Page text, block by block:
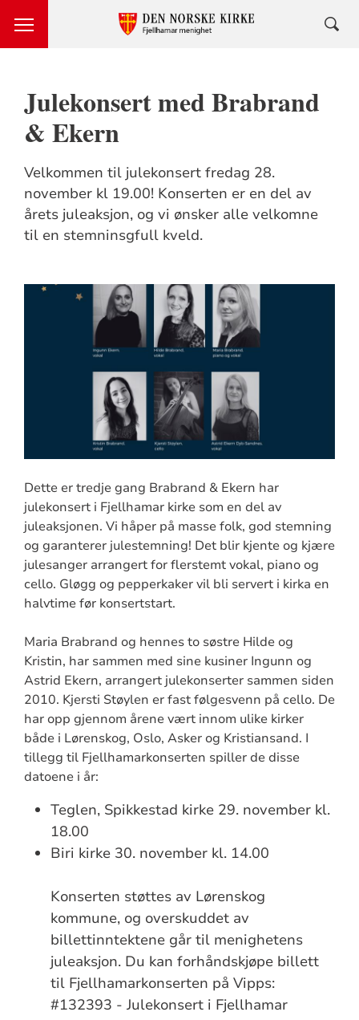
Julekonsert med Brabrand
& Ekern
Velkommen til julekonsert fredag 28.
november kl 19.00! Konserten er en del av
årets juleaksjon, og vi ønsker alle velkomne
til en stemninsgfull kveld.
Dette er tredje gang Brabrand & Ekern har
julekonsert i Fjellhamar kirke som en del av
juleaksjonen. Vi håper på masse folk, god stemning
og garanterer julestemning! Det blir kjente og kjære
julesanger arrangert for flerstemt vokal, piano og
cello. Gløgg og pepperkaker vil bli servert i kirka en
halvtime før konsertstart.
Maria Brabrand og hennes to søstre Hilde og
Kristin, har sammen med sine kusiner Ingunn og
Astrid Ekern, arrangert julekonserter sammen siden
2010. Kjersti Støylen er fast følgesvenn på cello. De
har opp gjennom årene vært innom ulike kirker
både i Lørenskog, Oslo, Asker og Kristiansand. I
tillegg til Fjellhamarkonserten spiller de disse
datoene i år:
Teglen, Spikkestad kirke 29. november kl.
18.00
Biri kirke 30. november kl. 14.00
Konserten støttes av Lørenskog
kommune, og overskuddet av
billettinntektene går til menighetens
juleaksjon. Du kan forhåndskjøpe billett
til Fjellhamarkonserten på Vipps:
#132393 - Julekonsert i Fjellhamar